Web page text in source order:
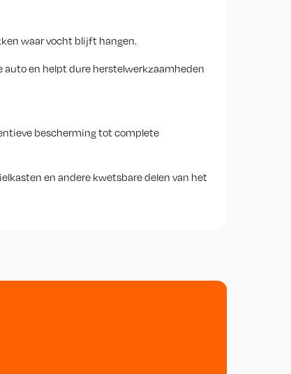
waar vocht blijft hangen.
auto en helpt dure herstelwerkzaamheden
bescherming tot complete
en andere kwetsbare delen van het